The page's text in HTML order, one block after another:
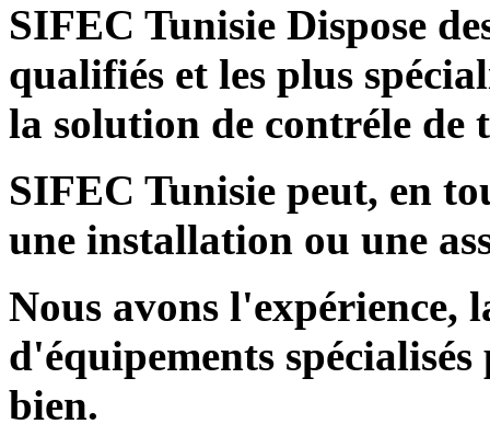
SIFEC Tunisie Dispose
qualifiés et les plus
la solution de contréle de
SIFEC Tunisie peut, en
une installation ou une
Nous avons l'expérience,
d'équipements
bien.